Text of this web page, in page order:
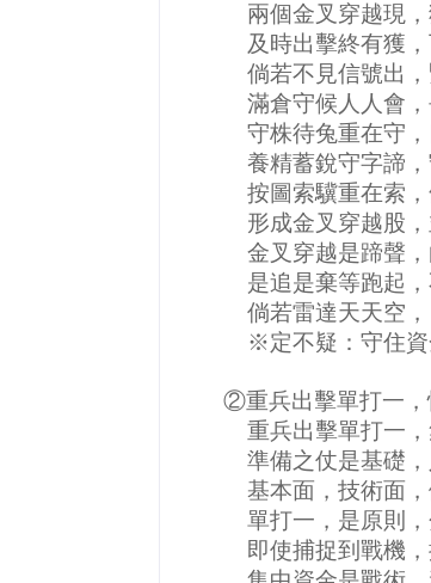
兩個金叉穿越現，
及時出擊終有獲，
倘若不見信號出，
滿倉守候人人會，
守株待兔重在守，
養精蓄銳守字諦，
按圖索驥重在索，
形成金叉穿越股，
金叉穿越是蹄聲，
是追是棄等跑起，
倘若雷達天天空，
※定不疑：守住資
②重兵出擊單打一，
重兵出擊單打一，
準備之仗是基礎，
基本面，技術面，
單打一，是原則，
即使捕捉到戰機，